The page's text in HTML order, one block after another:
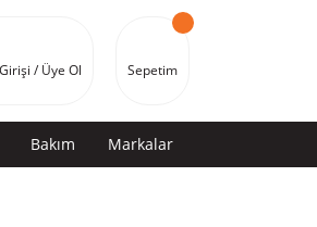
/ Üye Ol Sepetim
Bakım Markalar